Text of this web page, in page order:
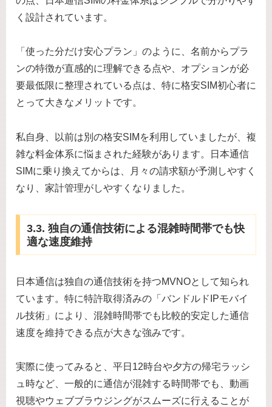
く設計されています。
「使った分だけ安心プラン」のように、名前からプラ
ンの特徴が直感的に理解できる点や、オプションが必
要最低限に整理されている点は、特に格安SIM初心者に
とって大きなメリットです。
私自身、以前は別の格安SIMを利用していましたが、複
雑な料金体系に悩まされた経験があります。日本通信
SIMに乗り換えてからは、月々の請求額が予測しやすく
なり、家計管理がしやすくなりました。
3.3. 独自の通信技術による混雑時間帯でも快
適な速度維持
日本通信は独自の通信技術を持つMVNOとして知られ
ています。特に特許取得済みの「バンドルドIPモバイ
ル技術」により、混雑時間帯でも比較的安定した通信
速度を維持できる点が大きな強みです。
実際に使ってみると、平日12時台や夕方の帰宅ラッシ
ュ時など、一般的に通信が混雑する時間帯でも、動画
視聴やウェブブラウジングがスムーズに行えることが